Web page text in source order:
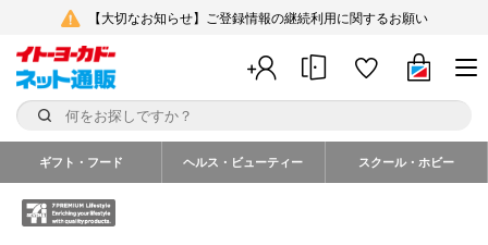
【大切なお知らせ】ご登録情報の継続利用に関するお願い
ギフト・フード ヘルス・ビューティー スクール・ホビー